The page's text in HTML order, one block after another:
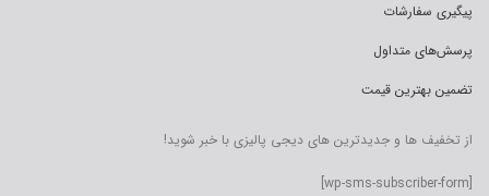
پیگیری سفارشات
پرسش‌های متداول
تضمین بهترین قیمت
از تخفیف ها و جدیدترین های دیجی پالیزی با خبر شوید!
[wp-sms-subscriber-form]